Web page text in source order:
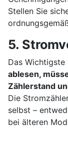
Stellen Sie
5.
Das Wichtigste
ablesen,
Zählerstand
Die
selbst –
bei älteren